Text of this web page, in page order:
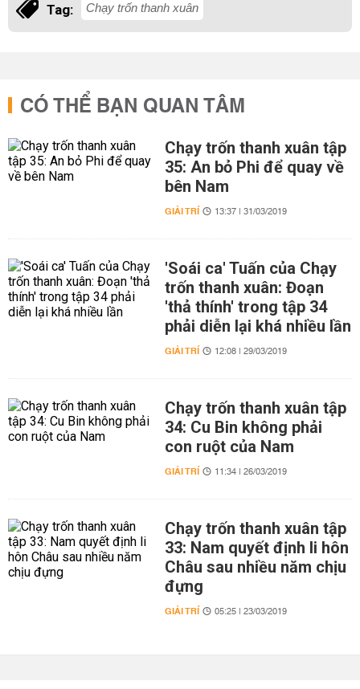
Tag: Chạy trốn thanh xuân
CÓ THỂ BẠN QUAN TÂM
Chạy trốn thanh xuân tập
35: An bỏ Phi để quay về
bên Nam
GIẢI TRÍ 13:37 | 31/03/2019
'Soái ca' Tuấn của Chạy
trốn thanh xuân: Đoạn
'thả thính' trong tập 34
phải diễn lại khá nhiều lần
GIẢI TRÍ 12:08 | 29/03/2019
Chạy trốn thanh xuân tập
34: Cu Bin không phải
con ruột của Nam
GIẢI TRÍ 11:34 | 26/03/2019
Chạy trốn thanh xuân tập
33: Nam quyết định li hôn
Châu sau nhiều năm chịu
đựng
GIẢI TRÍ 05:25 | 23/03/2019